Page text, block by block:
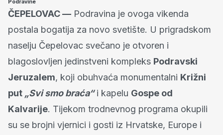
Podravine
ČEPELOVAC — Podravina je ovoga vikenda
postala bogatija za novo svetište. U prigradskom
naselju Čepelovac svečano je otvoren i
blagoslovljen jedinstveni kompleks Podravski
Jeruzalem, koji obuhvaća monumentalni Križni
put „Svi smo braća“i kapelu Gospe od
Kalvarije. Tijekom trodnevnog programa okupili
su se brojni vjernici i gosti iz Hrvatske, Europe i